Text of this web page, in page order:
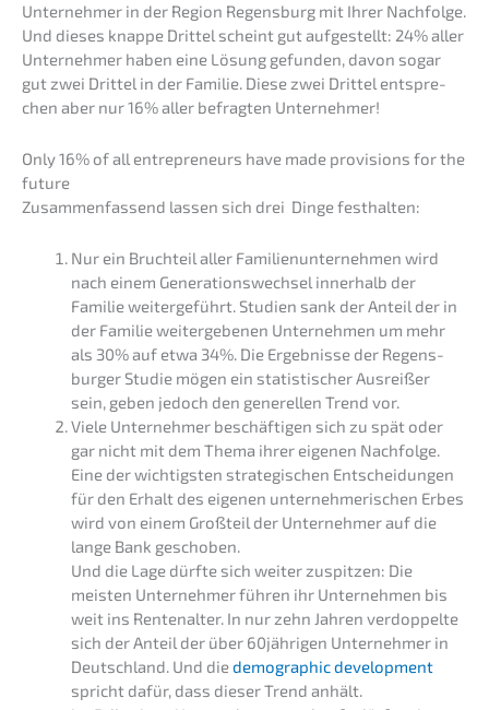
Unter­neh­mer in der Region Regens­burg mit Ihrer Nachfol­ge.
Und dieses knappe Drittel scheint gut aufge­stellt: 24% aller
Unter­neh­mer haben eine Lösung gefun­den, davon sogar
gut zwei Drittel in der Familie. Diese zwei Drittel entspre­
chen aber nur 16% aller befrag­ten Unternehmer!
Only 16% of all entre­pre­neurs have made provi­si­ons for the
future
Zusam­men­fas­send lassen sich drei Dinge festhalten:
Nur ein Bruch­teil aller Famili­en­un­ter­neh­men wird
nach einem Generations­wechsel inner­halb der
Familie weiter­ge­führt. Studi­en sank der Anteil der in
der Familie weiter­ge­be­nen Unter­neh­men um mehr
als 30% auf etwa 34%. Die Ergeb­nis­se der Regens­
bur­ger Studie mögen ein statis­ti­scher Ausrei­ßer
sein, geben jedoch den generel­len Trend vor.
Viele Unter­neh­mer beschäf­ti­gen sich zu spät oder
gar nicht mit dem Thema ihrer eigenen Nachfol­ge.
Eine der wichtigs­ten strate­gi­schen Entschei­dun­gen
für den Erhalt des eigenen unter­neh­me­ri­schen Erbes
wird von einem Großteil der Unter­neh­mer auf die
lange Bank geschoben.
Und die Lage dürfte sich weiter zuspit­zen: Die
meisten Unter­neh­mer führen ihr Unter­neh­men bis
weit ins Renten­al­ter. In nur zehn Jahren verdop­pel­te
sich der Anteil der über 60jährigen Unter­neh­mer in
Deutsch­land. Und diedemogra­phic develo­p­ment
spricht dafür, dass dieser Trend anhält.